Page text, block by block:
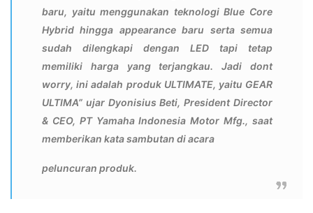
baru, yaitu menggunakan teknologi Blue Core
Hybrid hingga appearance baru serta semua
sudah dilengkapi dengan LED tapi tetap
memiliki harga yang terjangkau. Jadi dont
worry, ini adalah produk ULTIMATE, yaitu GEAR
ULTIMA” ujar Dyonisius Beti, President Director
& CEO, PT Yamaha Indonesia Motor Mfg., saat
memberikan kata sambutan di acara
peluncuran produk.